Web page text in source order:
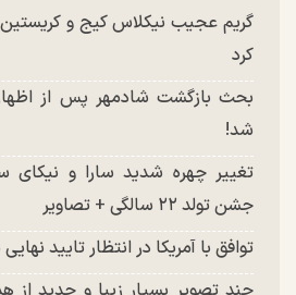
گریم عجیب نیکلاس کیج و
کرد
بحث بازگشت شادمهر پس از
شد!
تغییر چهره شدید سارا و نیکای
جشن تولد ۲۲ سالگی + تصاویر
توافق با آمریکا در انتظار تایید